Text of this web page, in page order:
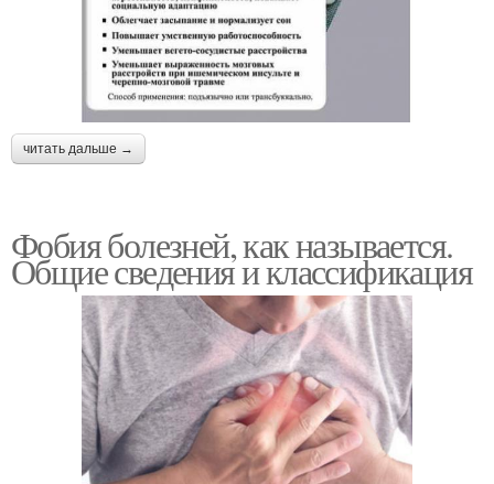
читать дальше →
Фобия болезней, как называется.
Общие сведения и классификация